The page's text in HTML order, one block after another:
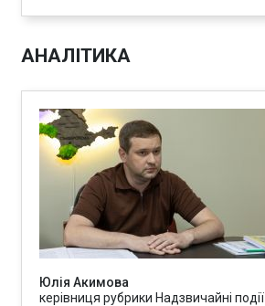
АНАЛІТИКА
Юлія Акимова
керівниця рубрики Надзвичайні події